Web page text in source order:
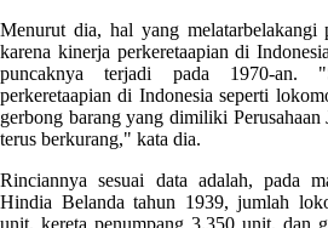
Menurut dia, hal yang
karena kinerja perkeretaapian di
puncaknya terjadi pada 1970-an.
perkeretaapian di Indonesia seperti
gerbong barang yang dimiliki
terus berkurang," kata dia.
Rinciannya sesuai data adalah, pada
Hindia Belanda tahun 1939, jumlah
unit, kereta penumpang 3.350 unit, dan